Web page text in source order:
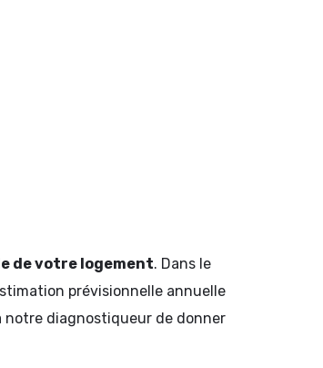
de votre logement. Dans le
prévisionnelle annuelle
notre diagnostiqueur de donner